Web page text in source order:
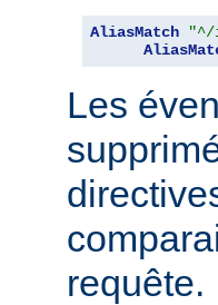
AliasMatch "^/
Les
requête.